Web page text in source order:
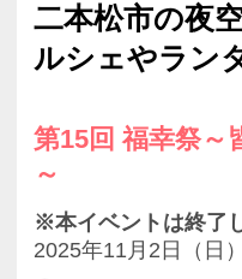
二本松市の夜
ルシェやラン
第15回 福幸祭～
～
※本イベントは終了
2025年11月2日（日）